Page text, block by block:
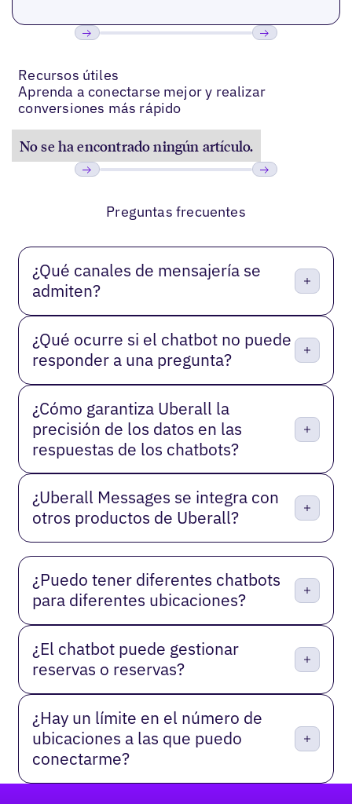
Recursos útiles
Aprenda a conectarse mejor y realizar
conversiones más rápido
No se ha encontrado ningún artículo.
Preguntas frecuentes
¿Qué canales de mensajería se
admiten?
¿Qué ocurre si el chatbot no puede
responder a una pregunta?
¿Cómo garantiza Uberall la
precisión de los datos en las
respuestas de los chatbots?
¿Uberall Messages se integra con
otros productos de Uberall?
¿Puedo tener diferentes chatbots
para diferentes ubicaciones?
¿El chatbot puede gestionar
reservas o reservas?
¿Hay un límite en el número de
ubicaciones a las que puedo
conectarme?